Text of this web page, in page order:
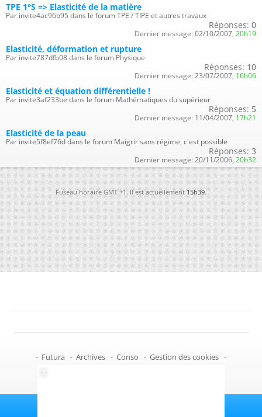
TPE 1°S => Elasticité de la matière
Par invite4ac96b95 dans le forum TPE / TIPE et autres travaux
Réponses: 0
Dernier message: 02/10/2007, 20h19
Elasticité, déformation et rupture
Par invite787dfb08 dans le forum Physique
Réponses: 10
Dernier message: 23/07/2007, 16h06
Elasticité et équation différentielle !
Par invite3af233be dans le forum Mathématiques du supérieur
Réponses: 5
Dernier message: 11/04/2007, 17h21
Elasticité de la peau
Par invite5f8ef76d dans le forum Maigrir sans régime, c'est possible
Réponses: 3
Dernier message: 20/11/2006, 20h32
Fuseau horaire GMT +1. Il est actuellement15h39.
- Futura - Archives - Conso - Gestion des cookies -